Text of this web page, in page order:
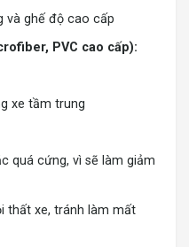
và ghế độ cao cấp
PVC cao cấp):
xe tầm trung
quá cứng, vì sẽ làm giảm
thất xe, tránh làm mất